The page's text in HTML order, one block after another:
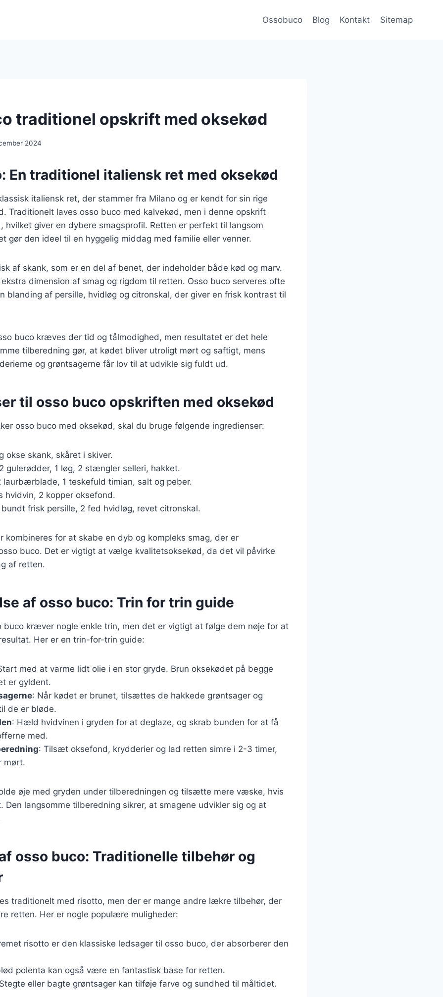
Ossobuco Blog Kontakt Sitemap
traditionel opskrift med oksekød
2024
En traditionel italiensk ret med oksekød
italiensk ret, der stammer fra Milano og er kendt for sin rige
Traditionelt laves osso buco med kalvekød, men i denne opskrift
hvilket giver en dybere smagsprofil. Retten er perfekt til langsom
gør den ideel til en hyggelig middag med familie eller venner.
af skank, som er en del af benet, der indeholder både kød og marv.
dimension af smag og rigdom til retten. Osso buco serveres ofte
blanding af persille, hvidløg og citronskal, der giver en frisk kontrast til
buco kræves der tid og tålmodighed, men resultatet er det hele
tilberedning gør, at kødet bliver utroligt mørt og saftigt, mens
og grøntsagerne får lov til at udvikle sig fuldt ud.
til osso buco opskriften med oksekød
osso buco med oksekød, skal du bruge følgende ingredienser:
okse skank, skåret i skiver.
gulerødder, 1 løg, 2 stængler selleri, hakket.
laurbærblade, 1 teskefuld timian, salt og peber.
hvidvin, 2 kopper oksefond.
bundt frisk persille, 2 fed hvidløg, revet citronskal.
kombineres for at skabe en dyb og kompleks smag, der er
buco. Det er vigtigt at vælge kvalitetsoksekød, da det vil påvirke
af retten.
af osso buco: Trin for trin guide
buco kræver nogle enkle trin, men det er vigtigt at følge dem nøje for at
Her er en trin-for-trin guide:
med at varme lidt olie i en stor gryde. Brun oksekødet på begge
er gyldent.
: Når kødet er brunet, tilsættes de hakkede grøntsager og
de er bløde.
: Hæld hvidvinen i gryden for at deglaze, og skrab bunden for at få
med.
: Tilsæt oksefond, krydderier og lad retten simre i 2-3 timer,
mørt.
øje med gryden under tilberedningen og tilsætte mere væske, hvis
Den langsomme tilberedning sikrer, at smagene udvikler sig og at
osso buco: Traditionelle tilbehør og
traditionelt med risotto, men der er mange andre lækre tilbehør, der
retten. Her er nogle populære muligheder:
risotto er den klassiske ledsager til osso buco, der absorberer den
polenta kan også være en fantastisk base for retten.
eller bagte grøntsager kan tilføje farve og sundhed til måltidet.